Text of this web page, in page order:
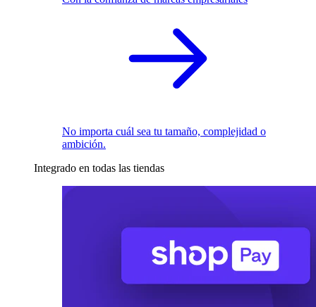
No importa cuál sea tu tamaño, complejidad o
ambición.
Integrado en todas las tiendas